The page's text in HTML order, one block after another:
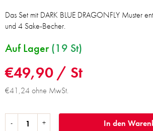
€49,90 / St
€41,24 ohne MwSt.
Auf Lager(19 St)
In den
Das Set mit DARK BLUE DRAGONFLY Muster
und 4 Sake-Becher.